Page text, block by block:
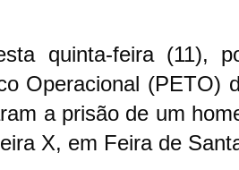
quinta-feira (11),
Operacional (PETO)
a prisão de um
X, em Feira de